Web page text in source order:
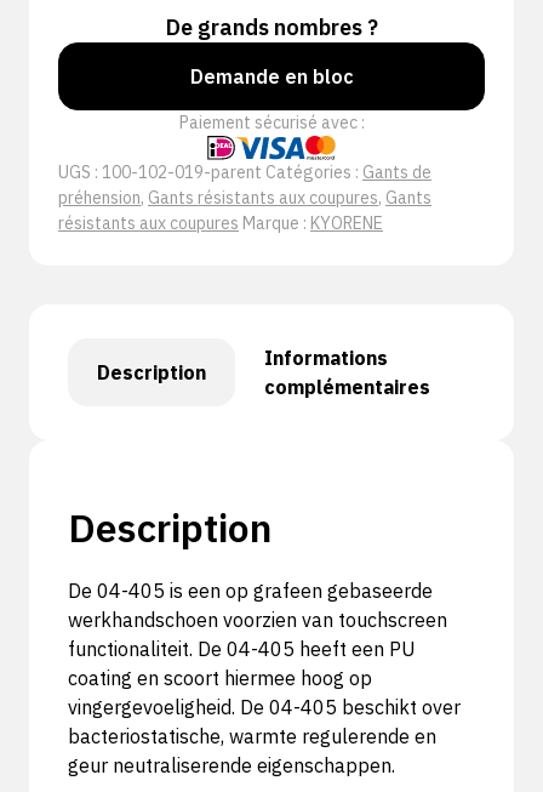
De grands nombres ?
Demande en bloc
Paiement sécurisé avec :
UGS : 100-102-019-parent Catégories : Gants de
préhension, Gants résistants aux coupures, Gants
résistants aux coupures Marque : KYORENE
Description
Informations
complémentaires
Description
De 04-405 is een op grafeen gebaseerde
werkhandschoen voorzien van touchscreen
functionaliteit. De 04-405 heeft een PU
coating en scoort hiermee hoog op
vingergevoeligheid. De 04-405 beschikt over
bacteriostatische, warmte regulerende en
geur neutraliserende eigenschappen.